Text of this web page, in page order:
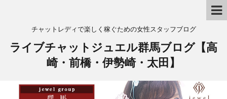
チャットレディで楽しく稼ぐための女性スタッフブログ
ライブチャットジュエル群馬ブログ【高
崎・前橋・伊勢崎・太田】